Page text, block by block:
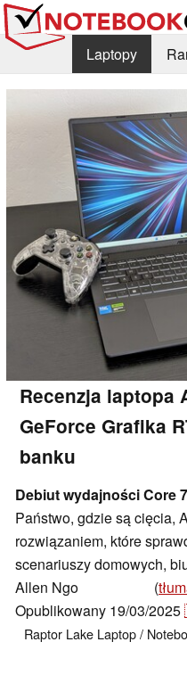
Laptopy
Biblioteka
Info
Recenzja laptopa
GeForce Grafika
banku
Debiut wydajności Core
Państwo, gdzie są cięcia,
rozwiązaniem, które
scenariuszy domowych,
Allen Ngo
(
Opublikowany 19/03/2025
Raptor Lake Laptop /